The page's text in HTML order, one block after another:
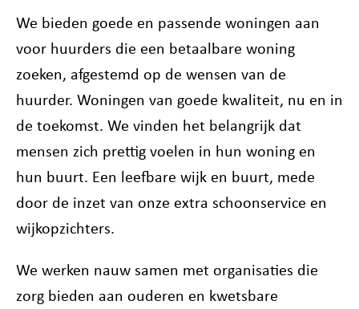
We bieden goede en passende woningen aan
voor huurders die een betaalbare woning
zoeken, afgestemd op de wensen van de
huurder. Woningen van goede kwaliteit, nu en in
de toekomst. We vinden het belangrijk dat
mensen zich prettig voelen in hun woning en
hun buurt. Een leefbare wijk en buurt, mede
door de inzet van onze extra schoonservice en
wijkopzichters.
We werken nauw samen met organisaties die
zorg bieden aan ouderen en kwetsbare